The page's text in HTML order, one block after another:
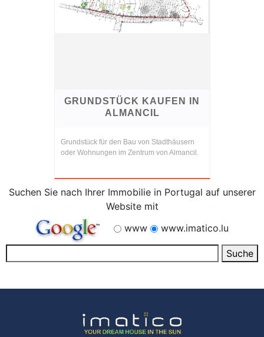
GRUNDSTÜCK KAUFEN IN
ALMANCIL
Grundstück für den Bau von Stadthäusern
oder Wohnungen im Zentrum von Almancil.
Suchen Sie nach Ihrer Immobilie in Portugal auf unserer
Website mit
www
www.imatico.lu